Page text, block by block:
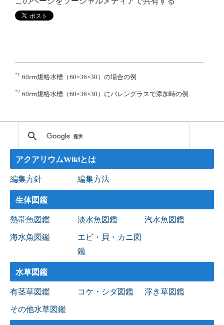
*1 60cm規格水槽（60×36×30）の場合の例
*2 60cm規格水槽（60×36×30）にパレングラスで添加時の例
アクアリウムWikiとは
編集方針 編集方法
生体図鑑
熱帯魚図鑑 淡水魚図鑑 汽水魚図鑑
海水魚図鑑
エビ・貝・カニ図
鑑
水草図鑑
有茎草図鑑 コケ・シダ図鑑 浮き草図鑑
その他水草図鑑